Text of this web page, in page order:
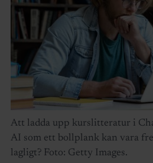
Att ladda upp kurslitteratur i
AI som ett bollplank kan vara
lagligt? Foto: Getty Images.